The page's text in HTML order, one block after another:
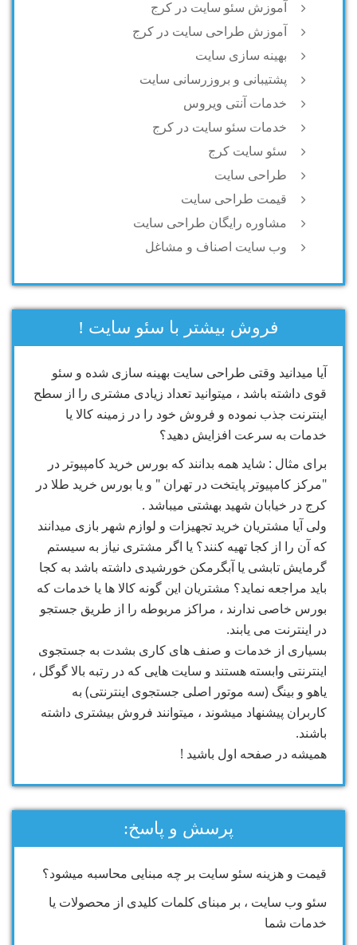
آموزش سئو سایت در کرج
آموزش طراحی سایت در کرج
بهینه سازی سایت
پشتیبانی و بروزرسانی سایت
خدمات آنتی ویروس
خدمات سئو سایت در کرج
سئو سایت کرج
طراحی سایت
قیمت طراحی سایت
مشاوره رایگان طراحی سایت
وب سایت اصناف و مشاغل
فروش بیشتر با سئو سایت !
آیا میدانید وقتی طراحی سایت بهینه سازی شده و سئو
قوی داشته باشد ، میتوانید تعداد زیادی مشتری را از سطح
اینترنت جذب نموده و فروش خود را در زمینه کالا یا
خدمات به سرعت افزایش دهید؟
برای مثال : شاید همه بدانند که بورس خرید کامپیوتر در
"مرکز کامپیوتر پایتخت در تهران " و یا بورس خرید طلا در
کرج در خیابان شهید بهشتی میباشد .
ولی آیا مشتریان خرید تجهیزات و لوازم شهر بازی میدانند
که آن را از کجا تهیه کنند؟ یا اگر مشتری نیاز به سیستم
گرمایش تابشی یا آبگرمکن خورشیدی داشته باشد به کجا
باید مراجعه نماید؟ مشتریان این گونه کالا ها یا خدمات که
بورس خاصی ندارند ، مراکز مربوطه را از طریق جستجو
در اینترنت می یابند.
بسیاری از خدمات و صنف های کاری بشدت به جستجوی
اینترنتی وابسته هستند و سایت هایی که در رتبه بالا گوگل ،
یاهو و بینگ (سه موتور اصلی جستجوی اینترنتی) به
کاربران پیشنهاد میشوند ، میتوانند فروش بیشتری داشته
باشند.
همیشه در صفحه اول باشید !
پرسش و پاسخ:
قیمت و هزینه سئو سایت بر چه مبنایی محاسبه میشود؟
سئو وب سایت ، بر مبنای کلمات کلیدی از محصولات یا
خدمات شما